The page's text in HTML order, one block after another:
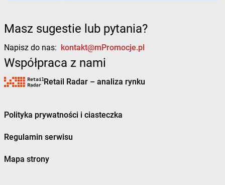
Masz sugestie lub pytania?
Napisz do nas: kontakt@mPromocje.pl
Współpraca z nami
Retail Radar – analiza rynku
Polityka prywatności i ciasteczka
Regulamin serwisu
Mapa strony